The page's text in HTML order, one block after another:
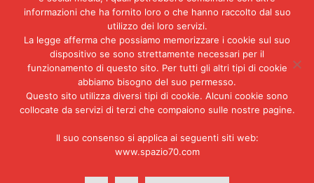
sono feroci ed esigono una azione
politica di lunga durata».
rottura su tutta la linea,
quindi, alimentata anche in un
giudizio decisamente stroncatorio
delle istanze giovanili
riguardanti l’ambito familiare e
i rapporti tra i sessi:
appartengo», ebbe modo di dire
proprio nel1977l’anziano
fu protagonista di ben altre
informazioni che ha fornito loro o che hanno raccolto dal suo
utilizzo dei loro servizi.
La legge afferma che possiamo memorizzare i cookie sul suo
dispositivo se sono strettamente necessari per il
funzionamento di questo sito. Per tutti gli altri tipi di cookie
abbiamo bisogno del suo permesso.
Questo sito utilizza diversi tipi di cookie. Alcuni cookie sono
collocate da servizi di terzi che compaiono sulle nostre pagine.
Il suo consenso si applica ai seguenti siti web:
www.spazio70.com